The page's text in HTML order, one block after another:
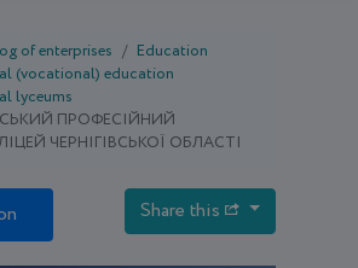
of enterprises
Education
(vocational) education
lyceums
ПРОФЕСІЙНИЙ
ЧЕРНІГІВСЬКОЇ ОБЛАСТІ
Share this